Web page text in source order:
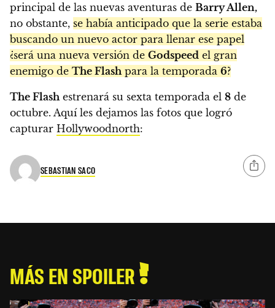
principal de las nuevas aventuras de Barry Allen,
no obstante, se había anticipado que la serie estaba
buscando un nuevo actor para llenar ese papel
¿será una nueva versión de Godspeed el gran
enemigo de The Flash para la temporada 6?
The Flash estrenará su sexta temporada el 8 de
octubre. Aquí les dejamos las fotos que logró
capturar Hollywoodnorth:
SEBASTIAN SACO
MÁS EN SPOILER